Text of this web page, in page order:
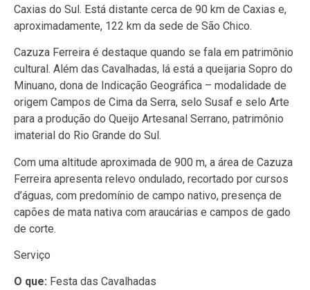
Caxias do Sul. Está distante cerca de 90 km de Caxias e,
aproximadamente, 122 km da sede de São Chico.
Cazuza Ferreira é destaque quando se fala em patrimônio
cultural. Além das Cavalhadas, lá está a queijaria Sopro do
Minuano, dona de Indicação Geográfica – modalidade de
origem Campos de Cima da Serra, selo Susaf e selo Arte
para a produção do Queijo Artesanal Serrano, patrimônio
imaterial do Rio Grande do Sul.
Com uma altitude aproximada de 900 m, a área de Cazuza
Ferreira apresenta relevo ondulado, recortado por cursos
d’águas, com predomínio de campo nativo, presença de
capões de mata nativa com araucárias e campos de gado
de corte.
Serviço
O que: Festa das Cavalhadas